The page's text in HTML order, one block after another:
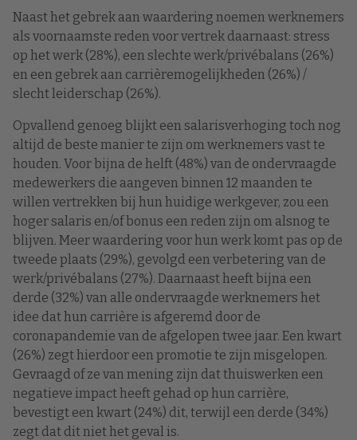
Naast het gebrek aan waardering noemen werknemers
als voornaamste reden voor vertrek daarnaast: stress
op het werk (28%), een slechte werk/privébalans (26%)
en een gebrek aan carrièremogelijkheden (26%) /
slecht leiderschap (26%).
Opvallend genoeg blijkt een salarisverhoging toch nog
altijd de beste manier te zijn om werknemers vast te
houden. Voor bijna de helft (48%) van de ondervraagde
medewerkers die aangeven binnen 12 maanden te
willen vertrekken bij hun huidige werkgever, zou een
hoger salaris en/of bonus een reden zijn om alsnog te
blijven. Meer waardering voor hun werk komt pas op de
tweede plaats (29%), gevolgd een verbetering van de
werk/privébalans (27%). Daarnaast heeft bijna een
derde (32%) van alle ondervraagde werknemers het
idee dat hun carrière is afgeremd door de
coronapandemie van de afgelopen twee jaar. Een kwart
(26%) zegt hierdoor een promotie te zijn misgelopen.
Gevraagd of ze van mening zijn dat thuiswerken een
negatieve impact heeft gehad op hun carrière,
bevestigt een kwart (24%) dit, terwijl een derde (34%)
zegt dat dit niet het geval is.